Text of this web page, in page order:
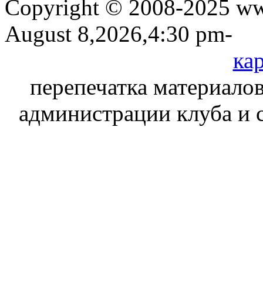
Copyright © 2008-2025
August 8,2026,4:30 pm-
перепечатка
администрации клуба и